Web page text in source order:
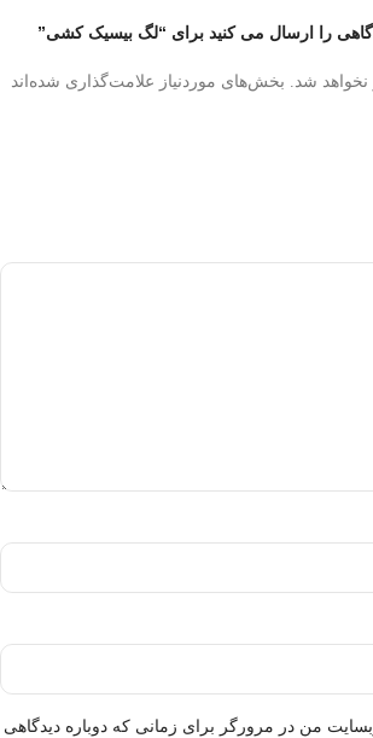
را ارسال می کنید برای “لگ‌ بیسیک کشی”
نخواهد شد. بخش‌های موردنیاز علامت‌گذاری شده‌اند
من در مرورگر برای زمانی که دوباره دیدگاهی